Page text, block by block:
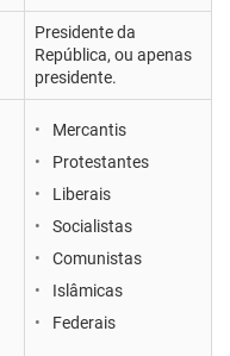
Presidente da
República, ou apenas
presidente.
Mercantis
Protestantes
Liberais
Socialistas
Comunistas
Islâmicas
Federais